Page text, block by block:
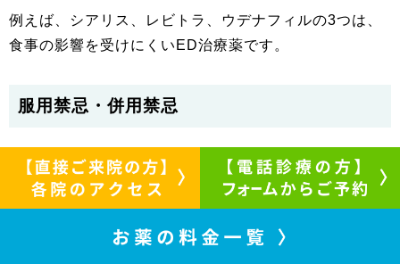
例えば、シアリス、レビトラ、ウデナフィルの3つは、
食事の影響を受けにくいED治療薬です。
服用禁忌・併用禁忌
ED治療薬には、それぞれ服用禁忌・併用禁忌が存在し
ます。
処方を受ける際には、既往歴や服用している薬の名称な